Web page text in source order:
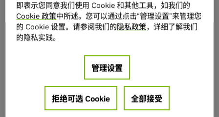
即表示您同意我们使用 Cookie 和其他工具，如我们的
Cookie 政策中所述。您可以通过点击“管理设置”来管理您
的 Cookie 设置。请参阅我们的隐私政策，详细了解我们
的隐私实践。
管理设置
拒绝可选 Cookie 全部接受